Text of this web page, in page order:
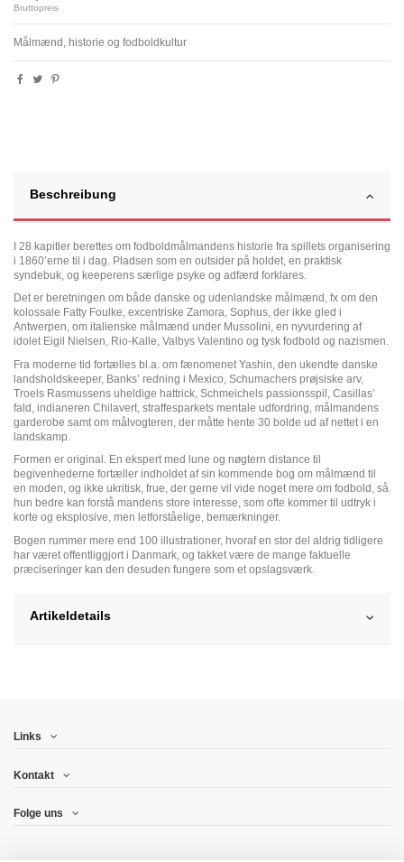
Bruttopreis
Målmænd, historie og fodboldkultur
Beschreibung
I 28 kapitler berettes om fodboldmålmandens historie fra spillets organisering
i 1860’erne til i dag. Pladsen som en outsider på holdet, en praktisk
syndebuk, og keeperens særlige psyke og adfærd forklares.
Det er beretningen om både danske og udenlandske målmænd, fx om den
kolossale Fatty Foulke, excentriske Zamora, Sophus, der ikke gled i
Antwerpen, om italienske målmænd under Mussolini, en nyvurdering af
idolet Eigil Nielsen, Rio-Kalle, Valbys Valentino og tysk fodbold og nazismen.
Fra moderne tid fortælles bl.a. om fænomenet Yashin, den ukendte danske
landsholdskeeper, Banks’ redning i Mexico, Schumachers prøjsiske arv,
Troels Rasmussens uheldige hattrick, Schmeichels passionsspil, Casillas’
fald, indianeren Chilavert, straffesparkets mentale udfordring, målmandens
garderobe samt om målvogteren, der måtte hente 30 bolde ud af nettet i en
landskamp.
Formen er original. En ekspert med lune og nøgtern distance til
begivenhederne fortæller indholdet af sin kommende bog om målmænd til
en moden, og ikke ukritisk, frue, der gerne vil vide noget mere om fodbold, så
hun bedre kan forstå mandens store interesse, som ofte kommer til udtryk i
korte og eksplosive, men letforståelige, bemærkninger.
Bogen rummer mere end 100 illustrationer, hvoraf en stor del aldrig tidligere
har været offentliggjort i Danmark, og takket være de mange faktuelle
præciseringer kan den desuden fungere som et opslagsværk.
Artikeldetails
Links
Kontakt
Folge uns